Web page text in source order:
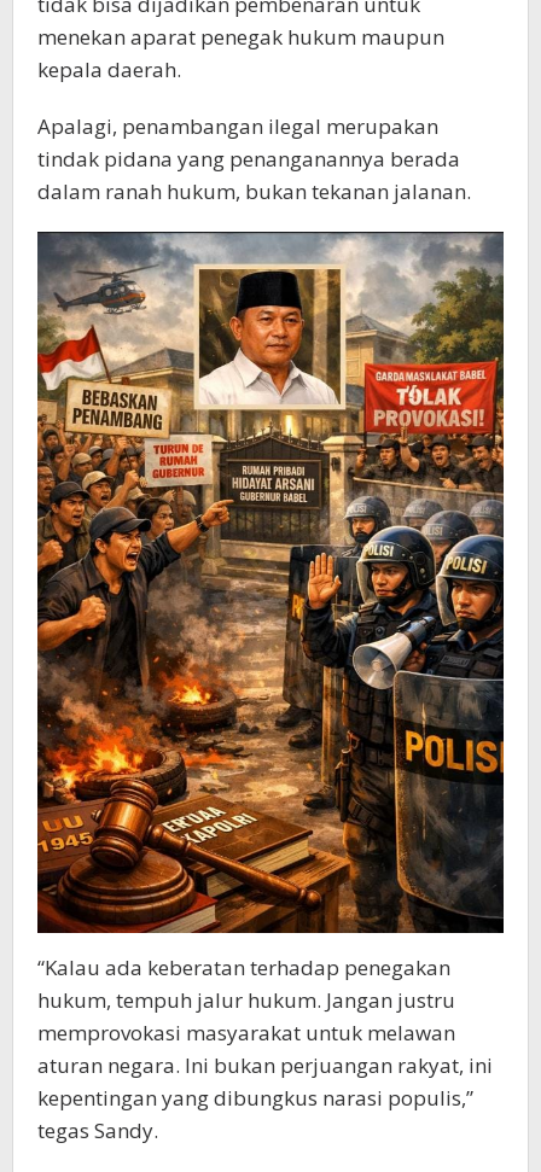
menekan aparat penegak hukum maupun
kepala daerah.
Apalagi, penambangan ilegal merupakan
tindak pidana yang penanganannya berada
dalam ranah hukum, bukan tekanan jalanan.
“Kalau ada keberatan terhadap penegakan
hukum, tempuh jalur hukum. Jangan justru
memprovokasi masyarakat untuk melawan
aturan negara. Ini bukan perjuangan rakyat, ini
kepentingan yang dibungkus narasi populis,”
tegas Sandy.